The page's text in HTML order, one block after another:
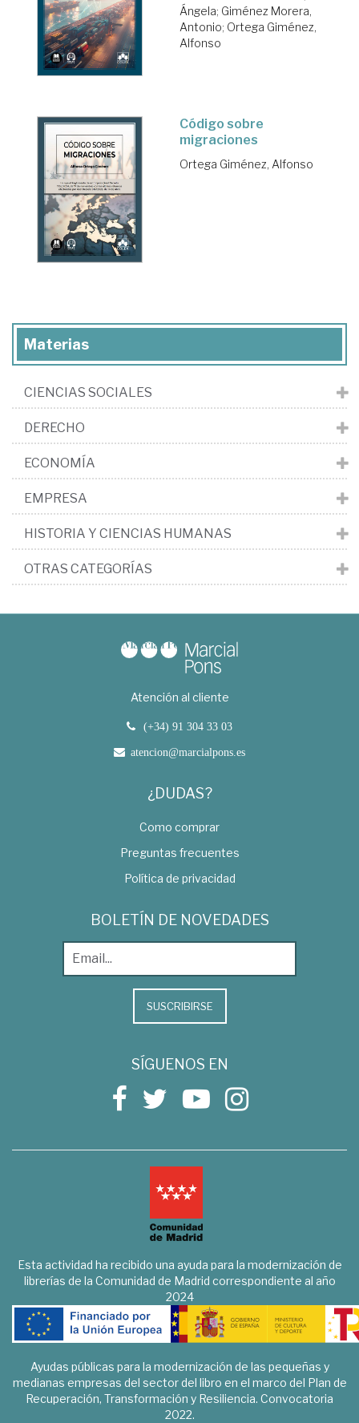
Ángela; Giménez Morera,
Antonio; Ortega Giménez,
Alfonso
Código sobre
migraciones
Ortega Giménez, Alfonso
Materias
CIENCIAS SOCIALES
DERECHO
ECONOMÍA
EMPRESA
HISTORIA Y CIENCIAS HUMANAS
OTRAS CATEGORÍAS
Atención al cliente
(+34) 91 304 33 03
atencion@marcialpons.es
¿DUDAS?
Como comprar
Preguntas frecuentes
Política de privacidad
BOLETÍN DE NOVEDADES
SUSCRIBIRSE
SÍGUENOS EN
Esta actividad ha recibido una ayuda para la modernización de
librerías de la Comunidad de Madrid correspondiente al año
2024
Ayudas públicas para la modernización de las pequeñas y
medianas empresas del sector del libro en el marco del Plan de
Recuperación, Transformación y Resiliencia. Convocatoria
2022.